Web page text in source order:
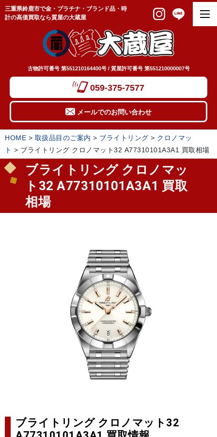
三重県鈴鹿市で金・プラチナ・ブランド品・時
計の高価買取なら質屋の大蔵屋
古物許可番号 第551210164400号 / 質屋許可番号 第551210000007号
059-375-7577
メールでのお問い合わせ
HOME > 取扱品目のご案内 > ブライトリング > クロノマッ
ト > ブライトリング クロノマット32 A77310101A3A1 買取相場
ブライトリング クロノマッ
ト32 A77310101A3A1 買取
相場
ブライトリング クロノマット32